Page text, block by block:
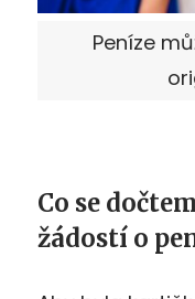
Peníze
Co se
žádostí o